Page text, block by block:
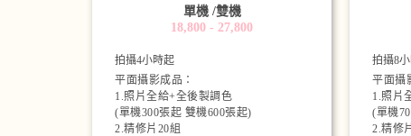
單機 /雙機
18,800 - 27,800
拍攝4小時起
平面攝影成品：
1.照片全給+全後製調色
(單機300張起 雙機600張起)
2.精修片20組
拍攝8
平面攝
1.照片
(單機
2.精修